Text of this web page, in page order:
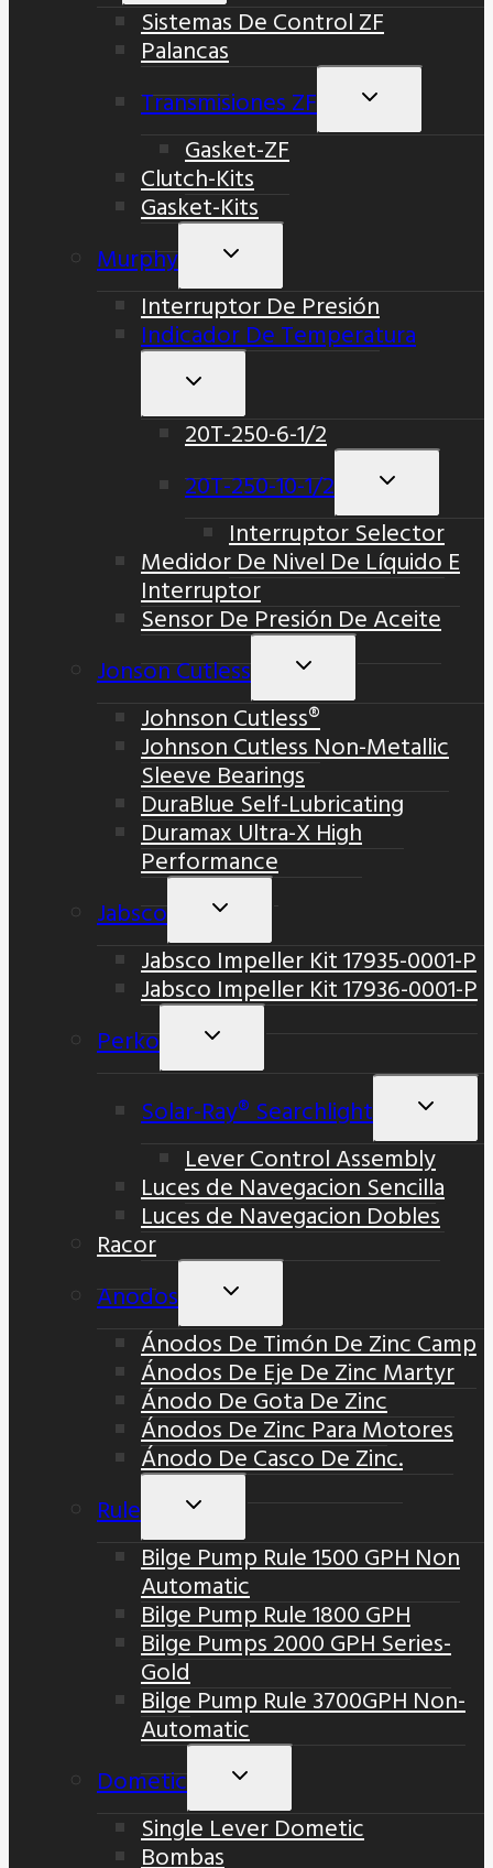
Hijo
Sistemas De Control ZF
Palancas
Transmisiones ZF
Alternar
Gasket-ZF
Clutch-Kits
Gasket-Kits
Murphy
Alternar
Hijo
Interruptor De Presión
Indicador De Temperatura
Alternar
Hijo
20T-250-6-1/2
20T-250-10-1/2
Alternar
Hijo
Interruptor Selector
Medidor De Nivel De Líquido E
Interruptor
Sensor De Presión De Aceite
Jonson Cutless
Alternar
Hijo
Johnson Cutless®
Johnson Cutless Non-Metallic
Sleeve Bearings
DuraBlue Self-Lubricating
Duramax Ultra-X High
Performance
Jabsco
Alternar
Hijo
Jabsco Impeller Kit 17935-0001-P
Jabsco Impeller Kit 17936-0001-P
Perko
Alternar
Solar-Ray® Searchlight
Hijo
Lever Control Assembly
Luces de Navegacion Sencilla
Luces de Navegacion Dobles
Racor
Anodos
Alternar
Hijo
Ánodos De Timón De Zinc Camp
Ánodos De Eje De Zinc Martyr
Ánodo De Gota De Zinc
Ánodos De Zinc Para Motores
Ánodo De Casco De Zinc.
Rule
Alternar
Hijo
Bilge Pump Rule 1500 GPH Non
Automatic
Bilge Pump Rule 1800 GPH
Bilge Pumps 2000 GPH Series-
Gold
Bilge Pump Rule 3700GPH Non-
Automatic
Dometic
Alternar
Hijo
Single Lever Dometic
Bombas